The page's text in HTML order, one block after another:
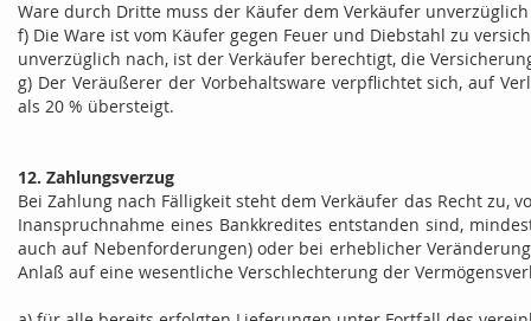
Ware durch Dritte muss der Käufer dem Verkäufer
f) Die Ware ist vom Käufer gegen Feuer und Diebstahl zu
unverzüglich nach, ist der Verkäufer berechtigt, die
g) Der Veräußerer der Vorbehaltsware verpflichtet sich, auf
als 20 % übersteigt.
12. Zahlungsverzug
Bei Zahlung nach Fälligkeit steht dem Verkäufer das Recht zu,
Inanspruchnahme eines Bankkredites entstanden sind,
auch auf Nebenforderungen) oder bei erheblicher
Anlaß auf eine wesentliche Verschlechterung der